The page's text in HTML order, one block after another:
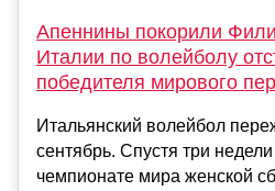
Апеннины покорили
Италии по волейболу
победителя мирового
Итальянский волейбол
сентябрь. Спустя три
чемпионате мира женской